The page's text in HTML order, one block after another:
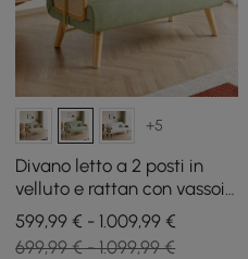
+5
Divano letto a 2 posti in
velluto e rattan con vassoio
girevole
599,99 € - 1.009,99 €
699,99 € - 1.099,99 €